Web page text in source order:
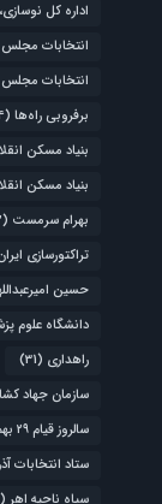
اداره کل
انتخابات مجلس
انتخابات
برفروبی راه‌ها (4)
بنیاد مسکن
بنیاد مسکن
بهرام سرمست (2)
تراکتورسازی
حسین
دانشگاه علوم
راهداری (31)
سازمان جهاد
سالروز قیام ۲۹ بهمن مردم تبریز
ستاد انتخابات